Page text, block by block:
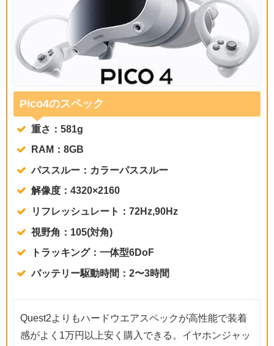
Pico4のスペック
重さ：581g
RAM：8GB
パススルー：カラーパススルー
解像度：4320×2160
リフレッシュレート：72Hz,90Hz
視野角：105(対角)
トラッキング：一体型6DoF
バッテリー駆動時間：2〜3時間
Quest2よりもハードウエアスペックが高性能で装着
感がよく1万円以上安く購入できる。イヤホンジャッ